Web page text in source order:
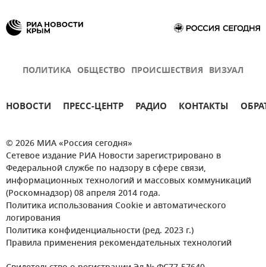
ПОЛИТИКА ОБЩЕСТВО ПРОИСШЕСТВИЯ ВИЗУАЛ
НОВОСТИ ПРЕСС-ЦЕНТР РАДИО КОНТАКТЫ
© 2026 МИА «Россия сегодня»
Сетевое издание РИА Новости зарегистрировано в
Федеральной службе по надзору в сфере связи,
информационных технологий и массовых коммуникаций
(Роскомнадзор) 08 апреля 2014 года.
Политика использования Cookie и автоматического
логирования
Политика конфиденциальности (ред. 2023 г.)
Правила применения рекомендательных технологий